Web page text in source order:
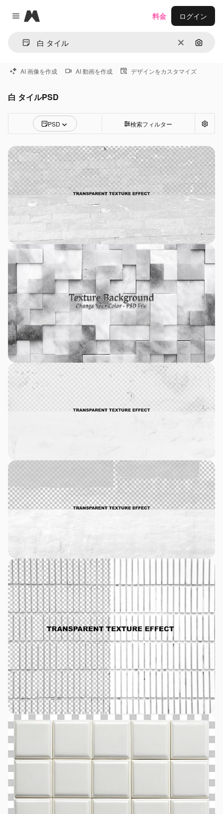
Close menu
Magnific
消去 画像で
料金 ログイン
AI 画像を作成 AI 動画を作成 デザインをカスタマイズ
白 タイルPSD
PSD 検索フィルター